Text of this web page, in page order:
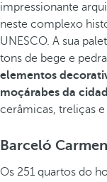
impressionante
neste complexo
UNESCO. A sua
tons de bege e
elementos
moçárabes da
cerâmicas, treliças e
Barceló
Os 251 quartos do